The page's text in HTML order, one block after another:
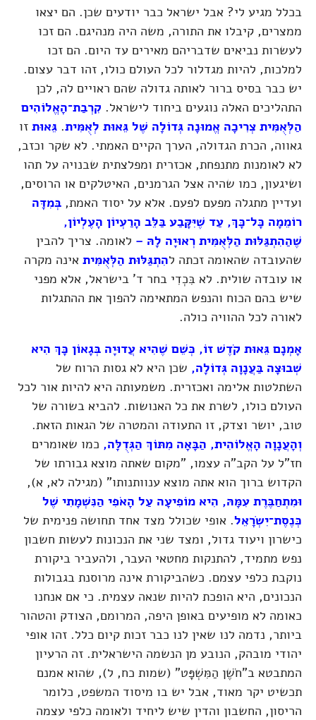
בכלל מגיע לי? אבל ישראל כבר יודעים שכן. הם יצאו
ממצרים, קיבלו את התורה, משה היה מנהיגם. הם זכו
לעשרות נביאים שדבריהם מאירים עד היום. הם זכו
למלכות, להיות מגדלור לכל העולם כולו, זהו דבר עצום.
יש כבר בסיס ברור לאותה גדולה שהם ראויים לה, לכן
התהליכים האלה נוגעים ביחוד לישראל.קִרְבַת־הָאֱלוֹהִים
הַלְּאֻמִּית צְרִיכָה אֱמוּנָה גְּדוֹלָה שֶׁל גֵּאוּת לְאֻמִּית.גֵּאוּתזו
גאווה, הכרת הגדולה, הערך הקיים האמתי. לא שקר וכזב,
לא לאומנות מתנפחת, אכזרית ומפלצתית שבנויה על תהו
ושיגעון, כמו שהיה אצל הגרמנים, האיטלקים או הרוסים,
ועדיין מתגלה מפעם לפעם. אלא על יסוד האמת,בְּמִדָּה
רוֹמֵמָה כָּל־כָּךְ, עַד שֶׁיִּקָּבַע בַּלֵּב הָרַעְיוֹן הָעֶלְיוֹן,
שֶׁהַהִתְגַּלּוּת הַלְּאֻמִּית רְאוּיָה לָהּ– לאומה. צריך להבין
שהעובדה שהאומה זכתה ל הִתְגַּלּוּת הַלְּאֻמִּיתאינה מקרה
או עובדה שולית. לא בִּכְדִי בחר ד' בישראל, אלא מפני
שיש בהם הכוח והנפש המתאימה להפוך את ההתגלות
לאורה לכל ההוויה כולה.
אָמְנָם גֵּאוּת קֹדֶשׁ זוֹ, כְּשֵׁם שֶׁהִיא עֲדוּיָה בְּגָאוֹן כָּךְ הִיא
שְׁבוּצָה בַּעֲנָוָה גְּדוֹלָה,שכן היא לא גסות הרוח של
השתלטות אלימה ואכזרית. משמעותה היא להיות אור לכל
העולם כולו, לשרת את כל האנושות. להביא בשורה של
טוב, יושר וצדק, זו התעודה והמטרה של הגאות הזאת.
וְהָעֲנָוָה הָאֱלוֹהִית, הַבָּאָה מִתּוֹךְ הַגְּדֻלָּה,כמו שאומרים
חז"ל על הקב"ה עצמו, "מקום שאתה מוצא גבורתו של
הקדוש ברוך הוא אתה מוצא ענוותנותו"(מגילה לא, א),
וּמִתְחַבֶּרֶת עִמָּהּ, הִיא מוֹפִיעָה עַל הָאֹפִי הַנִּשְׁמָתִי שֶׁל
כְּנֶסֶת־יִשְׂרָאֵל. אופי שכולל מצד אחד תחושה פנימית של
כישרון ויעוד גדול, ומצד שני את הנכונות לעשות חשבון
נפש מתמיד, להתנקות מחטאי העבר, ולהעביר ביקורת
נוקבת כלפי עצמם. כשהביקורת אינה מרוסנת בגבולות
הנכונים, היא הופכת להיות שנאה עצמית. כי אם אנחנו
כאומה לא מופיעים באופן היפה, המרומם, הצודק והטהור
ביותר, נדמה לנו שאין לנו כבר זכות קיום כלל. זהו אופי
יהודי מובהק, הנובע מן הנשמה הישראלית. זה הרעיון
המתבטא ב"חֹשֶׁן הַמִּשְׁפָּט"(שמות כח, ל) , שהוא אמנם
תכשיט יקר מאוד, אבל יש בו מיסוד המשפט, כלומר
הריסון, החשבון והדין שיש ליחיד ולאומה כלפי עצמה